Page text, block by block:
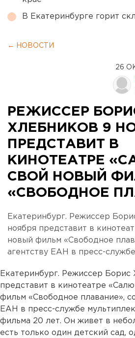
В Екатеринбурге горит
← НОВОСТИ
26
РЕЖИССЕР
ХЛЕБНИКОВ 9
ПРЕДСТАВИТ В
КИНОТЕАТРЕ
СВОЙ НОВЫЙ
«СВОБОДНОЕ
Екатеринбург. Режиссер
ноября представит в
новый фильм «Свободное
агентству ЕАН в пресс-
Екатеринбург. Режиссер Борис
представит в кинотеатре
фильм «Свободное плавание»,
ЕАН в пресс-службе
фильма 20 лет. Он живет в
есть только один детский сад,